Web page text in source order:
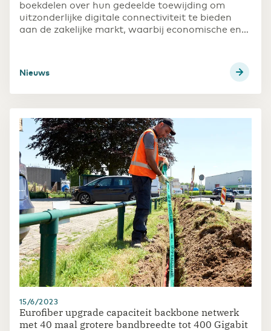
boekdelen over hun gedeelde toewijding om
uitzonderlijke digitale connectiviteit te bieden
aan de zakelijke markt, waarbij economische en
Nieuws
15/6/2023
Eurofiber upgrade capaciteit backbone netwerk
met 40 maal grotere bandbreedte tot 400 Gigabit